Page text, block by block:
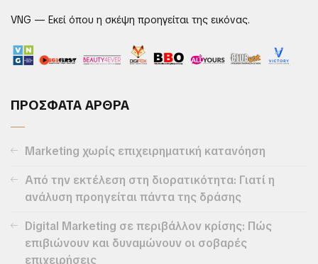
VNG — Εκεί όπου η σκέψη προηγείται της εικόνας.
ΠΡΟΣΦΑΤΑ ΑΡΘΡΑ
Marketing χωρίς επιχειρηματική κατανόηση
Από την εκτέλεση στη διορατικότητα: Γιατί η
ανάλυση προηγείται πάντα της δράσης
Digital Marketing σε περιβάλλον κρίσης: Πώς
επιβιώνουν και δυναμώνουν οι σοβαρές
επιχειρήσεις